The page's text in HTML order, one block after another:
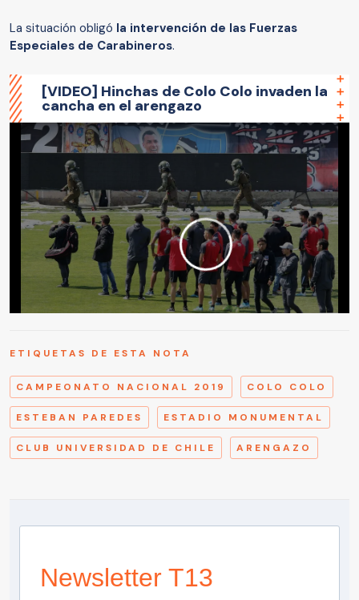
La situación obligó la intervención de las Fuerzas
Especiales de Carabineros.
[VIDEO] Hinchas de Colo Colo invaden la
cancha en el arengazo
ETIQUETAS DE ESTA NOTA
CAMPEONATO NACIONAL 2019 COLO COLO
ESTEBAN PAREDES ESTADIO MONUMENTAL
CLUB UNIVERSIDAD DE CHILE ARENGAZO
Newsletter T13